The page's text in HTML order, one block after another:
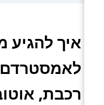
איך להגיע
רכבת,